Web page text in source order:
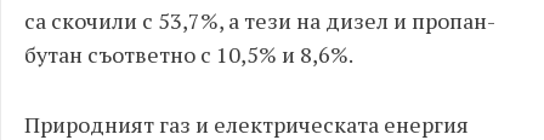
са скочили с 53,7%, а тези на дизел и пропан-
бутан съответно с 10,5% и 8,6%.
Природният газ и електрическата енергия